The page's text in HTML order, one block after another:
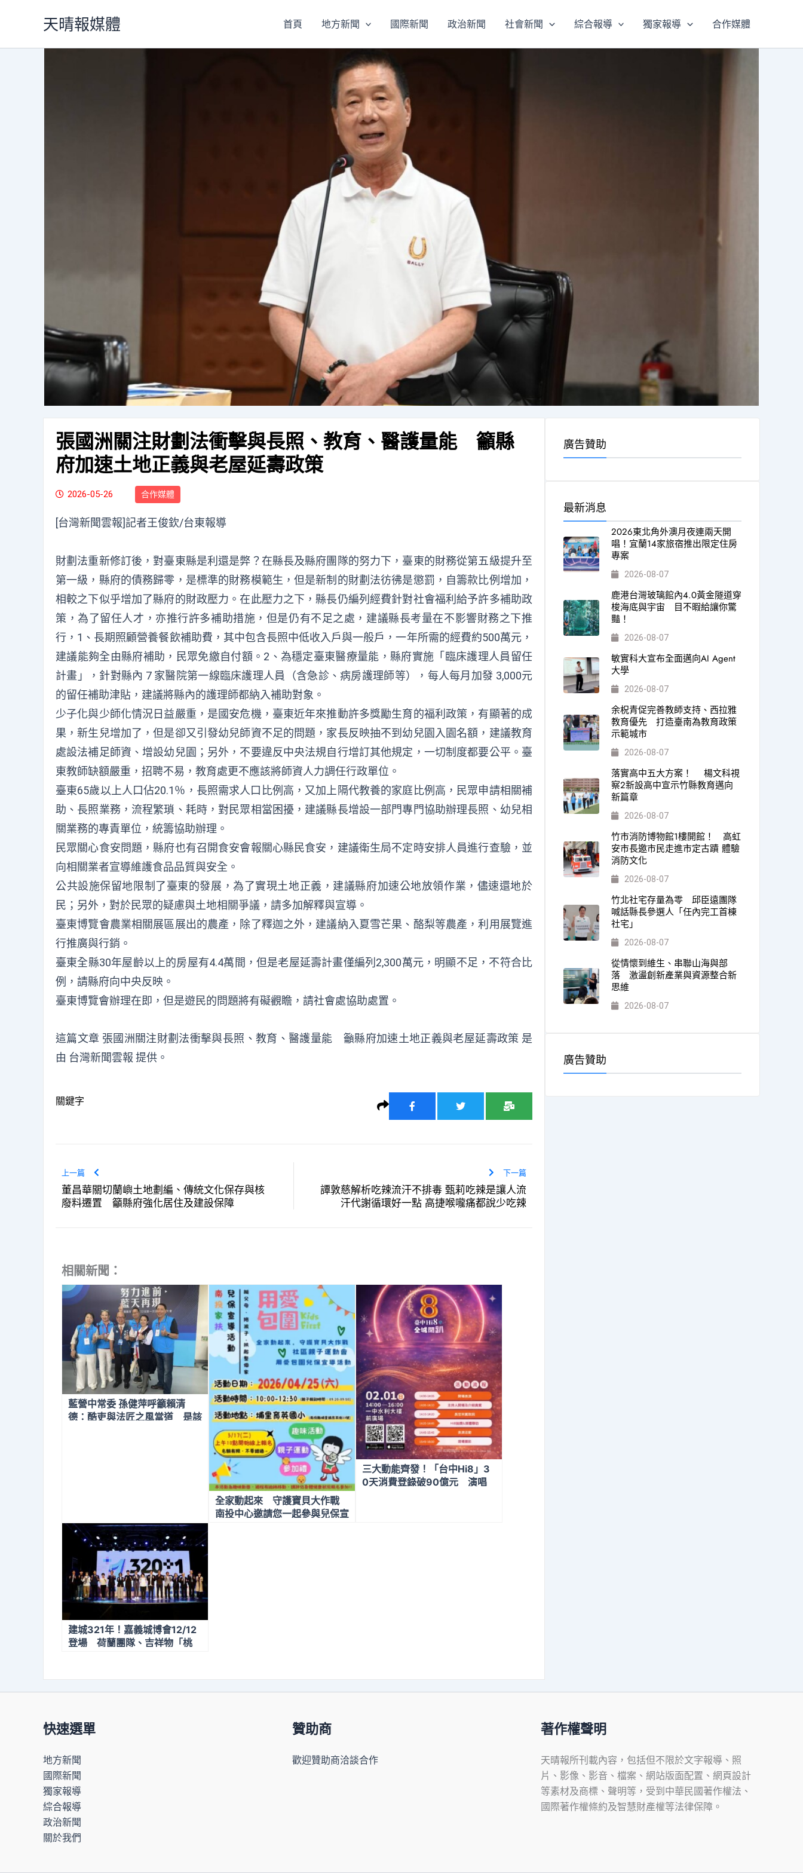
天晴報媒體 首頁 地方新聞 國際新聞 政治新聞 社會新聞 綜合報導 獨家報導 合作媒體
張國洲關注財劃法衝擊與長照、教育、醫護量能 籲縣
府加速土地正義與老屋延壽政策
2026-05-26 合作媒體
[台灣新聞雲報]記者王俊欽/台東報導
財劃法重新修訂後，對臺東縣是利還是弊？在縣長及縣府團隊的努力下，臺東的財務從第五級提升至
第一級，縣府的債務歸零，是標準的財務模範生，但是新制的財劃法彷彿是懲罰，自籌款比例增加，
相較之下似乎增加了縣府的財政壓力。在此壓力之下，縣長仍編列經費針對社會福利給予許多補助政
策，為了留任人才，亦推行許多補助措施，但是仍有不足之處，建議縣長考量在不影響財務之下推
行，1、長期照顧營養餐飲補助費，其中包含長照中低收入戶與一般戶，一年所需的經費約500萬元，
建議能夠全由縣府補助，民眾免繳自付額。2、為穩定臺東醫療量能，縣府實施「臨床護理人員留任
計畫」，針對縣內 7 家醫院第一線臨床護理人員（含急診、病房護理師等），每人每月加發 3,000元
的留任補助津貼，建議將縣內的護理師都納入補助對象。
少子化與少師化情況日益嚴重，是國安危機，臺東近年來推動許多獎勵生育的福利政策，有顯著的成
果，新生兒增加了，但是卻又引發幼兒師資不足的問題，家長反映抽不到幼兒園入園名額，建議教育
處設法補足師資、增設幼兒園；另外，不要違反中央法規自行增訂其他規定，一切制度都要公平。臺
東教師缺額嚴重，招聘不易，教育處更不應該將師資人力調任行政單位。
臺東65歲以上人口佔20.1％，長照需求人口比例高，又加上隔代教養的家庭比例高，民眾申請相關補
助、長照業務，流程繁瑣、耗時，對民眾相當困擾，建議縣長增設一部門專門協助辦理長照、幼兒相
關業務的專責單位，統籌協助辦理。
民眾關心食安問題，縣府也有召開食安會報關心縣民食安，建議衛生局不定時安排人員進行查驗，並
向相關業者宣導維護食品品質與安全。
公共設施保留地限制了臺東的發展，為了實現土地正義，建議縣府加速公地放領作業，儘速還地於
民；另外，對於民眾的疑慮與土地相關爭議，請多加解釋與宣導。
臺東博覽會農業相關展區展出的農產，除了釋迦之外，建議納入夏雪芒果、酪梨等農產，利用展覽進
行推廣與行銷。
臺東全縣30年屋齡以上的房屋有4.4萬間，但是老屋延壽計畫僅編列2,300萬元，明顯不足，不符合比
例，請縣府向中央反映。
臺東博覽會辦理在即，但是遊民的問題將有礙觀瞻，請社會處協助處置。
這篇文章 張國洲關注財劃法衝擊與長照、教育、醫護量能 籲縣府加速土地正義與老屋延壽政策 是
由 台灣新聞雲報 提供。
關鍵字
上一篇
董昌華關切蘭嶼土地劃編、傳統文化保存與核
廢料遷置 籲縣府強化居住及建設保障
下一篇
譚敦慈解析吃辣流汗不排毒 甄莉吃辣是讓人流
汗代謝循環好一點 高捷喉嚨痛都說少吃辣
相關新聞：
藍營中常委 孫健萍呼籲賴清
德：酷吏與法匠之風當道 是該
全家動起來 守護寶貝大作戰
南投中心邀請您一起參與兒保宣
三大動能齊發！「台中Hi8」3
0天消費登錄破90億元 演唱
建城321年！嘉義城博會12/12
登場 荷蘭團隊、吉祥物「桃
廣告贊助
最新消息
2026東北角外澳月夜連兩天開
唱！宜蘭14家旅宿推出限定住房
專案
2026-08-07
鹿港台灣玻璃館內4.0黃金隧道穿
梭海底與宇宙 目不暇給讓你驚
豔！
2026-08-07
敏實科大宣布全面邁向AI Agent
大學
2026-08-07
余柷青促完善教師支持、西拉雅
教育優先 打造臺南為教育政策
示範城市
2026-08-07
落實高中五大方案！ 楊文科視
察2新設高中宣示竹縣教育邁向
新篇章
2026-08-07
竹市消防博物館1樓開館！ 高虹
安市長邀市民走進市定古蹟 體驗
消防文化
2026-08-07
竹北社宅存量為零 邱臣遠團隊
喊話縣長參選人「任內完工首棟
社宅」
2026-08-07
從情懷到維生、串聯山海與部
落 激盪創新產業與資源整合新
思維
2026-08-07
廣告贊助
快速選單
地方新聞
國際新聞
獨家報導
綜合報導
政治新聞
關於我們
贊助商
歡迎贊助商洽談合作
著作權聲明
天晴報所刊載內容，包括但不限於文字報導、照
片、影像、影音、檔案、網站版面配置、網頁設計
等素材及商標、聲明等，受到中華民國著作權法、
國際著作權條約及智慧財產權等法律保障。